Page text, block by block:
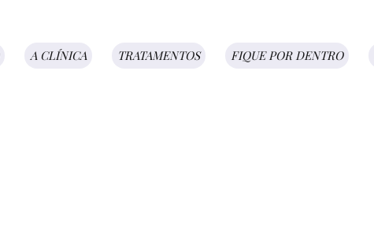
A CLÍNICA TRATAMENTOS FIQUE POR DENTRO